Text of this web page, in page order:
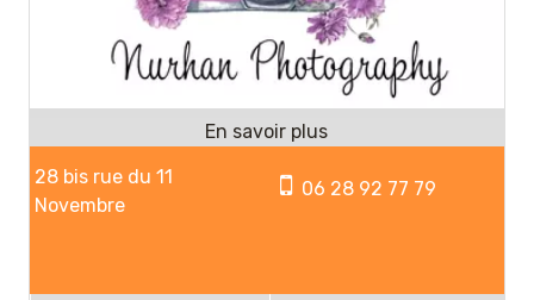
28 bis rue du 11
Novembre
06 28 92 77 79